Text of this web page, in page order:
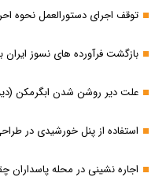
توقف اجرای دستورالعمل نحوه
بازگشت فرآورده های نسوز
علت دیر روشن شدن ابگرمکن
استفاده از پنل خورشیدی در
اجاره نشینی در محله پاسداران